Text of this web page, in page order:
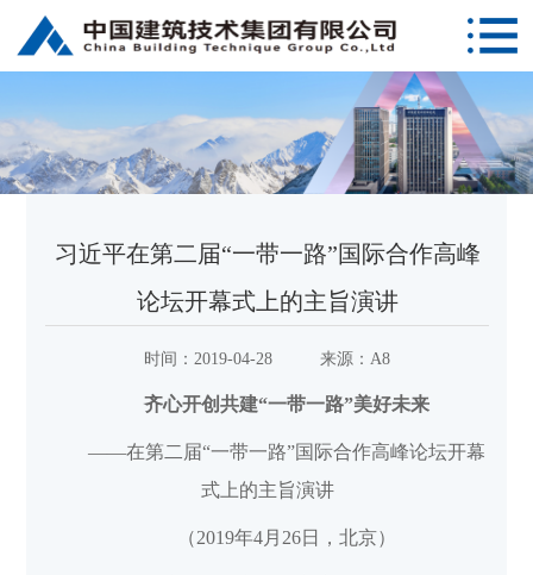
习近平在第二届“一带一路”国际合作高峰
论坛开幕式上的主旨演讲
时间： 2019-04-28 来源： A8
齐心开创共建“一带一路”美好未来
——在第二届“一带一路”国际合作高峰论坛开幕
式上的主旨演讲
（2019年4月26日，北京）